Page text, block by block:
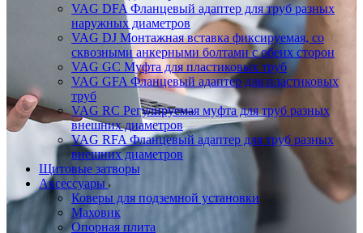
VAG DFA Фланцевый адаптер для труб разных
наружных диаметров
VAG DJ Монтажная вставка фиксируемая, со
сквозными анкерными болтами с обеих сторон
VAG GC Муфта для пластиковых труб
VAG GFA Фланцевый адаптер для пластиковых
труб
VAG RC Регулируемая муфта для труб разных
внешних диаметров
VAG RFA Фланцевый адаптер для труб разных
внешних диаметров
Щитовые затворы
Аксессуары
Коверы для подземной установки
Маховик
Опорная плита